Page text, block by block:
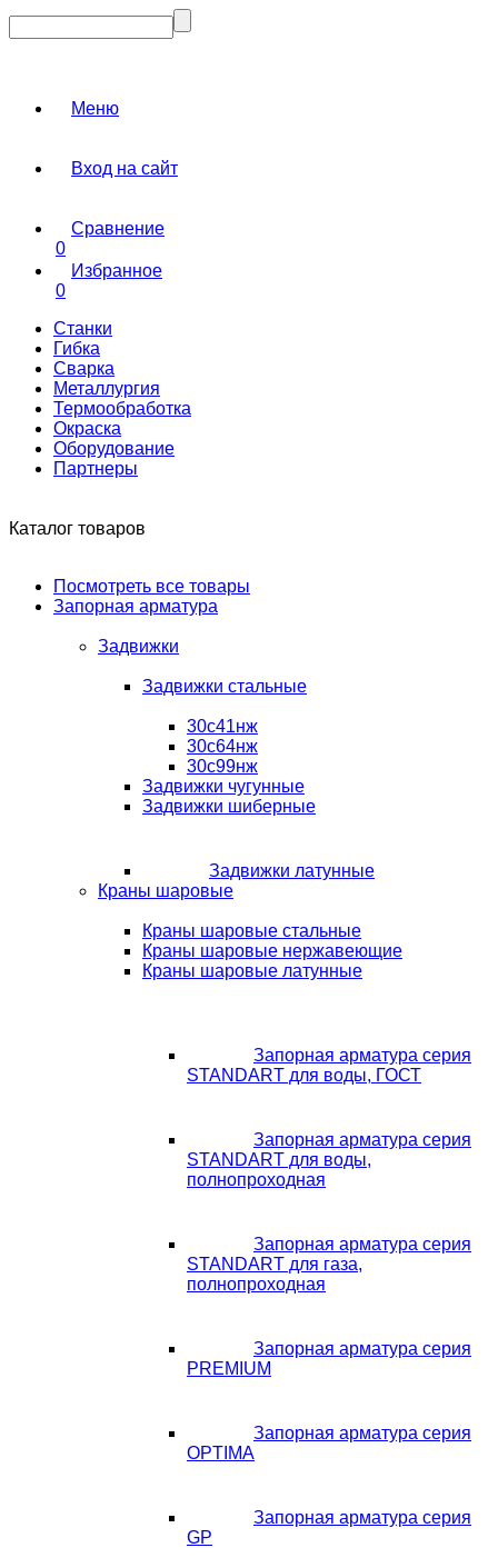
Меню
Вход на сайт
Сравнение
0
Избранное
0
Станки
Гибка
Сварка
Металлургия
Термообработка
Окраска
Оборудование
Партнеры
Каталог товаров
Посмотреть все товары
Запорная арматура
Задвижки
Задвижки стальные
30с41нж
30с64нж
30с99нж
Задвижки чугунные
Задвижки шиберные
Задвижки латунные
Краны шаровые
Краны шаровые стальные
Краны шаровые нержавеющие
Краны шаровые латунные
Запорная арматура серия
STANDART для воды, ГОСТ
Запорная арматура серия
STANDART для воды,
полнопроходная
Запорная арматура серия
STANDART для газа,
полнопроходная
Запорная арматура серия
PREMIUM
Запорная арматура серия
OPTIMA
Запорная арматура серия
GP